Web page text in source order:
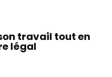
travail tout en
légal